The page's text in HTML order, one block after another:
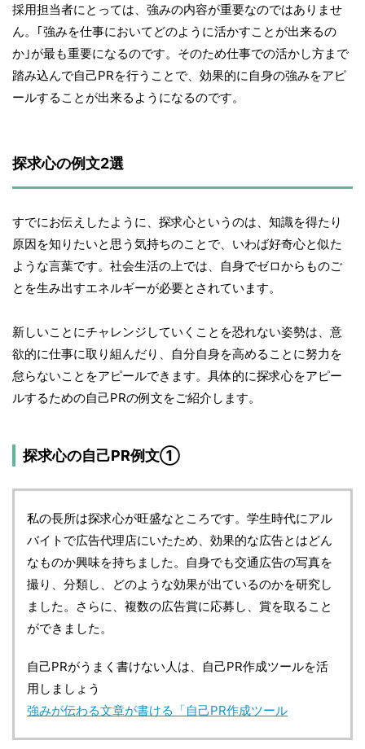
採用担当者にとっては、強みの内容が重要なのではありませ
ん。｢強みを仕事においてどのように活かすことが出来るの
か｣が最も重要になるのです。そのため仕事での活かし方まで
踏み込んで自己PRを行うことで、効果的に自身の強みをアピ
ールすることが出来るようになるのです。
探求心の例文2選
すでにお伝えしたように、探求心というのは、知識を得たり
原因を知りたいと思う気持ちのことで、いわば好奇心と似た
ような言葉です。社会生活の上では、自身でゼロからものご
とを生み出すエネルギーが必要とされています。
新しいことにチャレンジしていくことを恐れない姿勢は、意
欲的に仕事に取り組んだり、自分自身を高めることに努力を
怠らないことをアピールできます。具体的に探求心をアピー
ルするための自己PRの例文をご紹介します。
探求心の自己PR例文①
私の長所は探求心が旺盛なところです。学生時代にアル
バイトで広告代理店にいたため、効果的な広告とはどん
なものか興味を持ちました。自身でも交通広告の写真を
撮り、分類し、どのような効果が出ているのかを研究し
ました。さらに、複数の広告賞に応募し、賞を取ること
ができました。
自己PRがうまく書けない人は、自己PR作成ツールを活
用しましょう
強みが伝わる文章が書ける「自己PR作成ツール